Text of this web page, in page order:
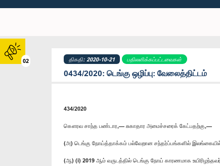
02 திகதி: 2020-10-21 பதிலளிக்கப்பட்டவைகள்
0434/2020: டெங்கு ஒழிப்பு: வேலைத்திட்டம்
434/2020
கௌரவ சாந்த பண்டார,— சுகாதார அமைச்சரைக் கேட்பதற்கு,—
(அ) டெங்கு நோய்த்தாக்கம் பல்வேறான சந்தர்ப்பங்களில்
(ஆ) (i) 2019 ஆம் வருடத்தில் டெங்கு நோய் காரணமாக